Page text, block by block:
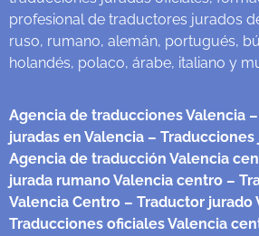
profesional de traductores jurados
ruso, rumano, alemán, portugués,
holandés, polaco, árabe, italiano y
Agencia de traducciones Valencia
juradas en Valencia – Traducciones
Agencia de traducción Valencia
jurada rumano Valencia centro –
Valencia Centro – Traductor jurado
Traducciones oficiales Valencia